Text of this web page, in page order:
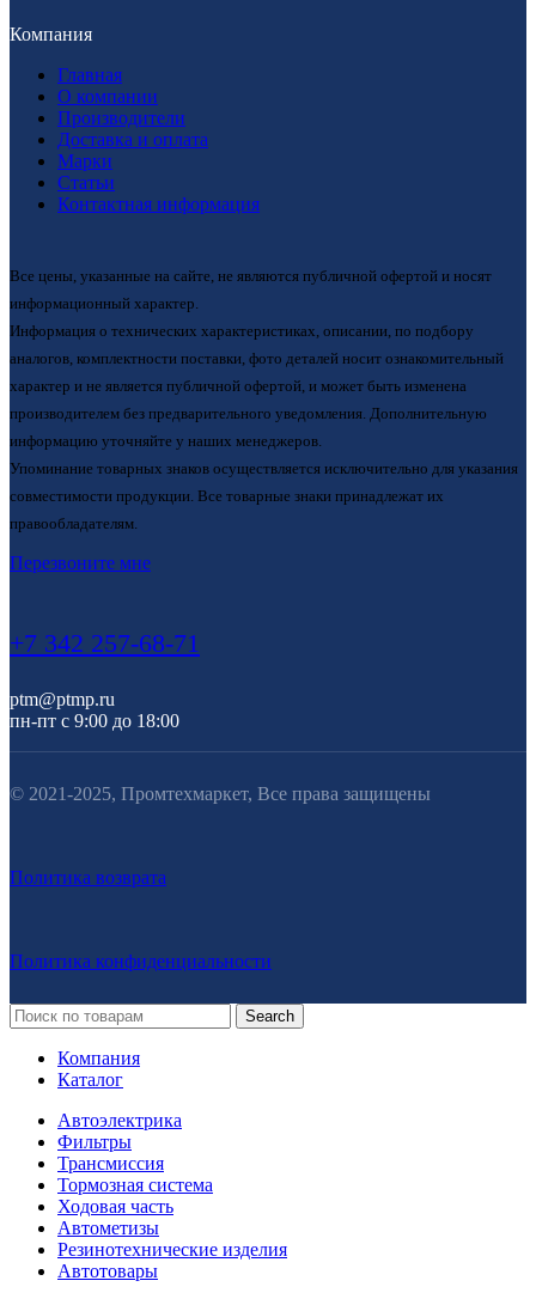
Компания
Главная
О компании
Производители
Доставка и оплата
Марки
Статьи
Контактная информация
Все цены, указанные на сайте, не являются публичной офертой и носят
информационный характер.
Информация о технических характеристиках, описании, по подбору
аналогов, комплектности поставки, фото деталей носит ознакомительный
характер и не является публичной офертой, и может быть изменена
производителем без предварительного уведомления. Дополнительную
информацию уточняйте у наших менеджеров.
Упоминание товарных знаков осуществляется исключительно для указания
совместимости продукции. Все товарные знаки принадлежат их
правообладателям.
Перезвоните мне
+7 342 257-68-71
ptm@ptmp.ru
пн-пт с 9:00 до 18:00
© 2021-2025, Промтехмаркет, Все права защищены
Политика возврата
Политика конфиденциальности
Search
Компания
Каталог
Автоэлектрика
Фильтры
Трансмиссия
Тормозная система
Ходовая часть
Автометизы
Резинотехнические изделия
Автотовары